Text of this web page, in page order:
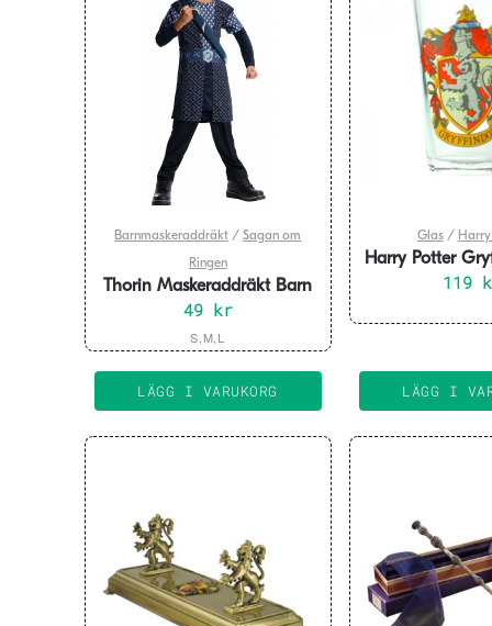
Barnmaskeraddräkt /Sagan om
Ringen
Thorin Maskeraddräkt Barn
49 kr
LÄGG I VARUKORG
Den
produkten
alternativen
kan
väljas
S,M,L
Glas/
Harry Potter
Glas
119
LÄGG I